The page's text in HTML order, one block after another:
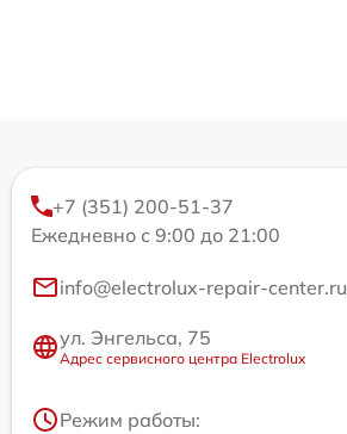
+7 (351) 200-51-37
Ежедневно с 9:00 до 21:00
info@electrolux-repair-center.ru
ул. Энгельса, 75
Адрес сервисного центра Electrolux
Режим работы: